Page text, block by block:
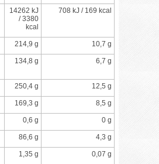
14262 kJ
/ 3380
kcal
708 kJ / 169 kcal
214,9 g 10,7 g
134,8 g 6,7 g
250,4 g 12,5 g
169,3 g 8,5 g
0,6 g 0 g
86,6 g 4,3 g
1,35 g 0,07 g